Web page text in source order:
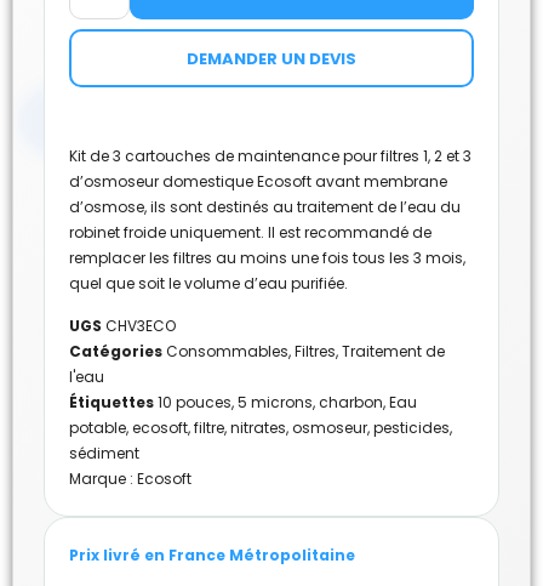
DEMANDER UN DEVIS
Kit de 3 cartouches de maintenance pour filtres 1, 2 et 3
d’osmoseur domestique Ecosoft avant membrane
d’osmose, ils sont destinés au traitement de l’eau du
robinet froide uniquement. Il est recommandé de
remplacer les filtres au moins une fois tous les 3 mois,
quel que soit le volume d’eau purifiée.
UGS CHV3ECO
CatégoriesConsommables,Filtres,Traitement de
l'eau
Étiquettes10 pouces,5 microns,charbon,Eau
potable,ecosoft,filtre,nitrates,osmoseur,pesticides,
sédiment
Marque : Ecosoft
Prix livré en France Métropolitaine